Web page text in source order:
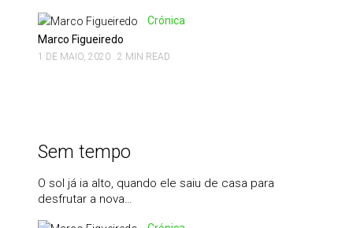
Crónica
Marco Figueiredo
1 DE MAIO, 2020 2 MIN READ
Sem tempo
O sol já ia alto, quando ele saiu de casa para
desfrutar a nova…